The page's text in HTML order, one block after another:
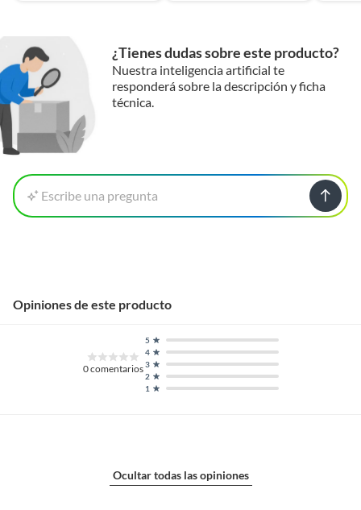
¿Tienes dudas sobre este producto?
Nuestra inteligencia artificial te
responderá sobre la descripción y ficha
técnica.
Escribe una pregunta
Opiniones de este producto
0comentarios
1
2
3
4
5
Ocultar todas las opiniones